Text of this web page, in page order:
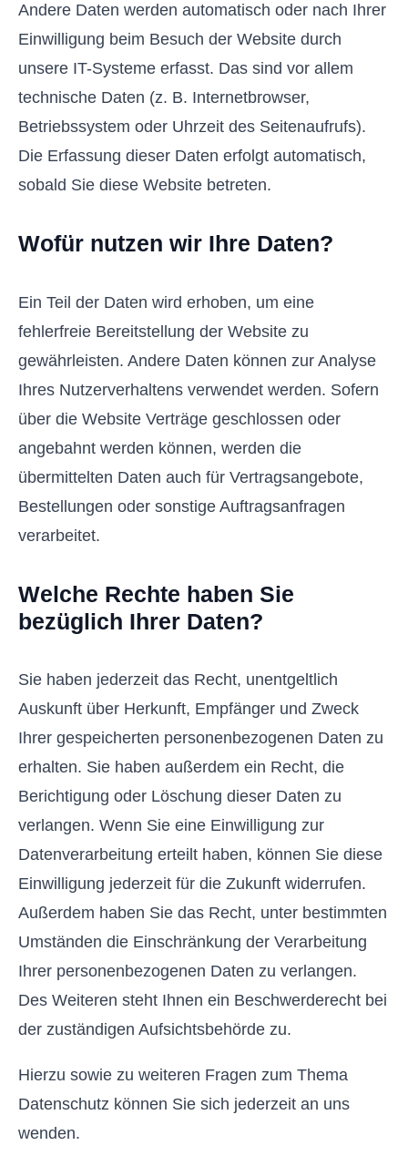
Andere Daten werden automatisch oder nach Ihrer
Einwilligung beim Besuch der Website durch
unsere IT-Systeme erfasst. Das sind vor allem
technische Daten (z. B. Internetbrowser,
Betriebssystem oder Uhrzeit des Seitenaufrufs).
Die Erfassung dieser Daten erfolgt automatisch,
sobald Sie diese Website betreten.
Wofür nutzen wir Ihre Daten?
Ein Teil der Daten wird erhoben, um eine
fehlerfreie Bereitstellung der Website zu
gewährleisten. Andere Daten können zur Analyse
Ihres Nutzerverhaltens verwendet werden. Sofern
über die Website Verträge geschlossen oder
angebahnt werden können, werden die
übermittelten Daten auch für Vertragsangebote,
Bestellungen oder sonstige Auftragsanfragen
verarbeitet.
Welche Rechte haben Sie
bezüglich Ihrer Daten?
Sie haben jederzeit das Recht, unentgeltlich
Auskunft über Herkunft, Empfänger und Zweck
Ihrer gespeicherten personenbezogenen Daten zu
erhalten. Sie haben außerdem ein Recht, die
Berichtigung oder Löschung dieser Daten zu
verlangen. Wenn Sie eine Einwilligung zur
Datenverarbeitung erteilt haben, können Sie diese
Einwilligung jederzeit für die Zukunft widerrufen.
Außerdem haben Sie das Recht, unter bestimmten
Umständen die Einschränkung der Verarbeitung
Ihrer personenbezogenen Daten zu verlangen.
Des Weiteren steht Ihnen ein Beschwerderecht bei
der zuständigen Aufsichtsbehörde zu.
Hierzu sowie zu weiteren Fragen zum Thema
Datenschutz können Sie sich jederzeit an uns
wenden.